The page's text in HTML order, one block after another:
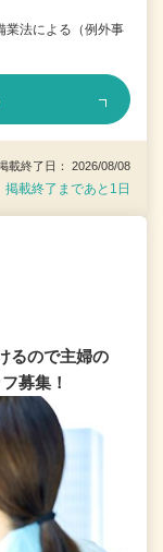
法による（例外事
終了日： 2026/08/08
掲載終了まであと1日
るので主婦の
募集！